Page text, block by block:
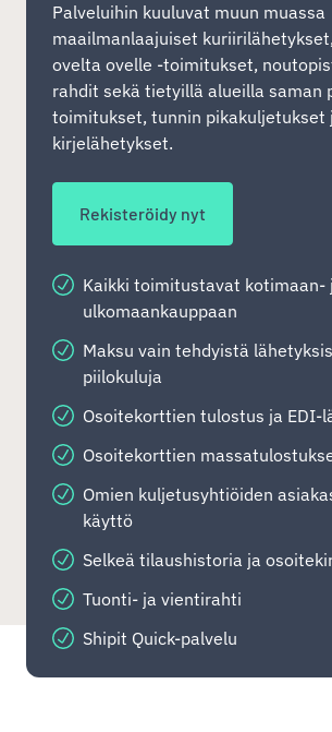
Palveluihin kuuluvat muun muassa
maailmanlaajuiset
ovelta ovelle -toimitukset,
rahdit sekä tietyillä alueilla saman
toimitukset, tunnin pikakuljetukset
kirjelähetykset.
Rekisteröidy nyt
Kaikki toimitustavat kotimaan-
ulkomaankauppaan
Maksu vain tehdyistä
piilokuluja
Osoitekorttien tulostus ja EDI-
Osoitekorttien
Omien kuljetusyhtiöiden
käyttö
Selkeä tilaushistoria ja
Tuonti- ja vientirahti
Shipit Quick-palvelu